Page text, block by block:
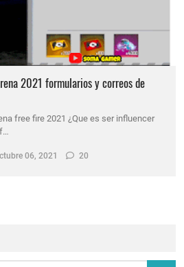
2021 formularios y correos de
free fire 2021 ¿Que es ser influencer
06, 2021 20